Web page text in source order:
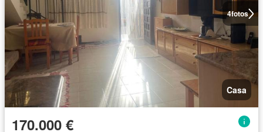
4fotos
Casa
170.000 €